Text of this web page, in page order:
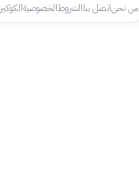
من نحناتصل بناالشروطالخصوصيةالكوكيز